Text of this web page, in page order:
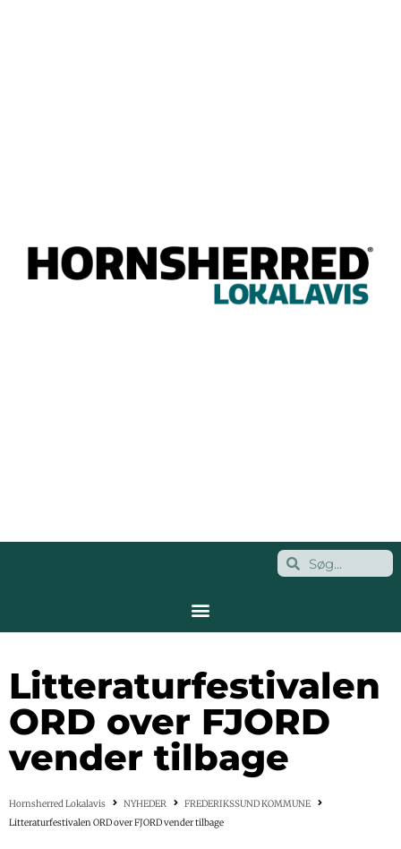
Litteraturfestivalen
ORD over FJORD
vender tilbage
Hornsherred Lokalavis NYHEDER
FREDERIKSSUND KOMMUNE
Litteraturfestivalen ORD over FJORD vender tilbage